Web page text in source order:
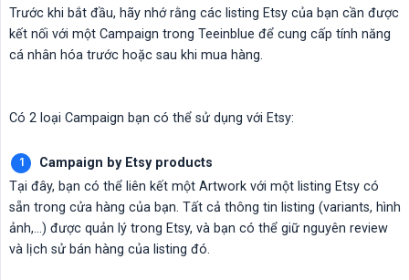
Trước khi bắt đầu, hãy nhớ rằng các listing Etsy của bạn cần được
kết nối với một Campaign trong Teeinblue để cung cấp tính năng
cá nhân hóa trước hoặc sau khi mua hàng.
Có 2 loại Campaign bạn có thể sử dụng với Etsy:
Campaign by Etsy products
Tại đây, bạn có thể liên kết một Artwork với một listing Etsy có
sẵn trong cửa hàng của bạn. Tất cả thông tin listing (variants, hình
ảnh,...) được quản lý trong Etsy, và bạn có thể giữ nguyên review
và lịch sử bán hàng của listing đó.